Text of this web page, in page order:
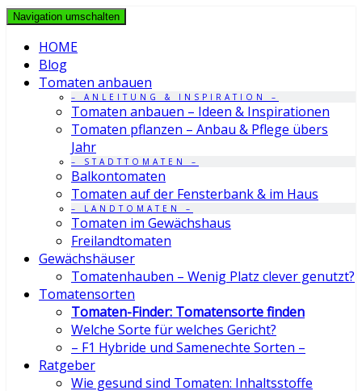
Navigation umschalten
HOME
Blog
Tomaten anbauen
– ANLEITUNG & INSPIRATION –
Tomaten anbauen – Ideen & Inspirationen
Tomaten pflanzen – Anbau & Pflege übers
Jahr
– STADTTOMATEN –
Balkontomaten
Tomaten auf der Fensterbank & im Haus
– LANDTOMATEN –
Tomaten im Gewächshaus
Freilandtomaten
Gewächshäuser
Tomatenhauben – Wenig Platz clever genutzt?
Tomatensorten
Tomaten-Finder: Tomatensorte finden
Welche Sorte für welches Gericht?
– F1 Hybride und Samenechte Sorten –
Ratgeber
Wie gesund sind Tomaten: Inhaltsstoffe